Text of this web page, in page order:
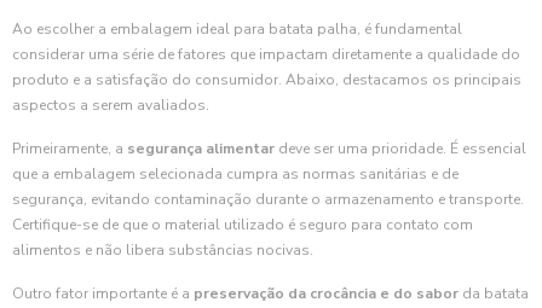
Ao escolher a embalagem ideal para batata palha, é fundamental
considerar uma série de fatores que impactam diretamente a qualidade do
produto e a satisfação do consumidor. Abaixo, destacamos os principais
aspectos a serem avaliados.
Primeiramente, a segurança alimentar deve ser uma prioridade. É essencial
que a embalagem selecionada cumpra as normas sanitárias e de
segurança, evitando contaminação durante o armazenamento e transporte.
Certifique-se de que o material utilizado é seguro para contato com
alimentos e não libera substâncias nocivas.
Outro fator importante é a preservação da crocância e do sabor da batata